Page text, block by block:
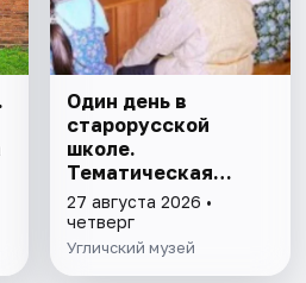
Один день в
старорусской
школе.
Тематическая
программа
27 августа 2026 •
четверг
Угличский музей